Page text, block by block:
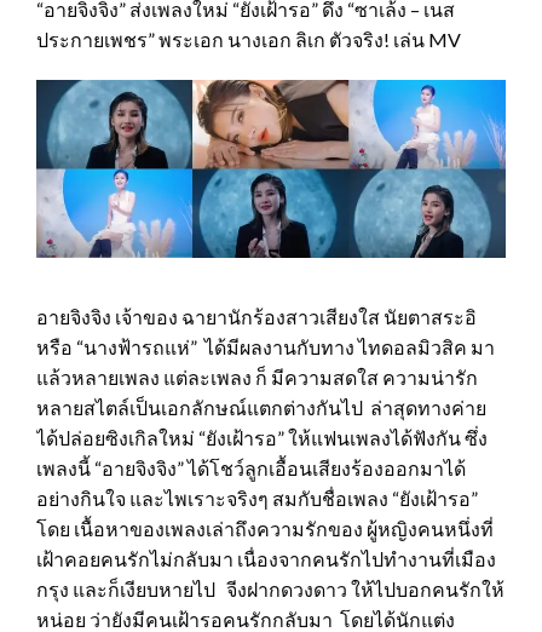
“อายจิงจิง” ส่งเพลงใหม่ “ยังเฝ้ารอ” ดึง “ซาเล้ง – เนส
ประกายเพชร” พระเอก นางเอก ลิเก ตัวจริง! เล่น MV
อายจิงจิง เจ้าของ ฉายานักร้องสาวเสียงใส นัยตาสระอิ
หรือ “นางฟ้ารถแห่” ได้มีผลงานกับทาง ไทดอลมิวสิค มา
แล้วหลายเพลง แต่ละเพลง ก็ มีความสดใส ความน่ารัก
หลายสไตล์เป็นเอกลักษณ์แตกต่างกันไป ล่าสุดทางค่าย
ได้ปล่อยซิงเกิลใหม่ “ยังเฝ้ารอ” ให้แฟนเพลงได้ฟังกัน ซึ่ง
เพลงนี้ “อายจิงจิง” ได้โชว์ลูกเอื้อนเสียงร้องออกมาได้
อย่างกินใจ และไพเราะจริงๆ สมกับชื่อเพลง “ยังเฝ้ารอ”
โดย เนื้อหาของเพลงเล่าถึงความรักของ ผู้หญิงคนหนึ่งที่
เฝ้าคอยคนรักไม่กลับมา เนื่องจากคนรักไปทำงานที่เมือง
กรุง และก็เงียบหายไป จีงฝากดวงดาว ให้ไปบอกคนรักให้
หน่อย ว่ายังมีคนเฝ้ารอคนรักกลับมา โดยได้นักแต่ง